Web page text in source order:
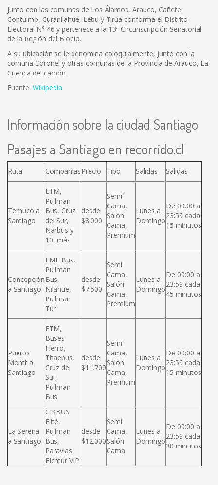
Junto con las comunas de Los Álamos, Arauco, Cañete,
Contulmo, Curanilahue, Lebu y Tirúa conforma el Distrito
Electoral N° 46 y pertenece a la 13ª Circunscripción Senatorial
de la Región del Biobío.
A su ubicación se le denomina coloquialmente, junto con la
comuna Coronel y otras comunas de la Provincia de Arauco, La
Cuenca del carbón.
Fuente: Wikipedia
Información sobre la ciudad Santiago
Pasajes a Santiago en recorrido.cl
Ruta CompañíasPrecio Tipo Salidas Salidas
Temuco a
Santiago
ETM,
Pullman
Bus, Cruz
del Sur,
Narbus y
10 más
desde
$8.000
Semi
Cama,
Salón
Cama,
Premium
Lunes a
Domingo
De 00:00 a
23:59 cada
15 minutos
Concepción
a Santiago
EME Bus,
Pullman
Bus,
Nilahue,
Pullman
Tur
desde
$7.500
Semi
Cama,
Salón
Cama,
Premium
Lunes a
Domingo
De 00:00 a
23:59 cada
45 minutos
Puerto
Montt a
Santiago
ETM,
Buses
Fierro,
Thaebus,
Cruz del
Sur,
Pullman
Bus
desde
$11.700
Semi
Cama,
Salón
Cama,
Premium
Lunes a
Domingo
De 00:00 a
23:59 cada
15 minutos
La Serena
a Santiago
CIKBUS
Elité,
Pullman
Bus,
Paravias,
FIchtur VIP
desde
$12.000
Semi
Cama,
Salón
Cama
Lunes a
Domingo
De 00:00 a
23:59 cada
30 minutos